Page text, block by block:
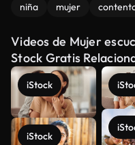
niña mujer
Videos de Mujer
Stock Gratis
iStock
iStock